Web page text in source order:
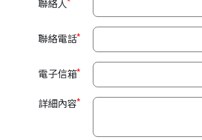
聯絡人
聯絡電話*
電子信箱*
詳細內容*